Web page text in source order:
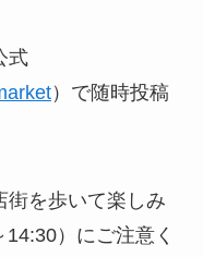
式
）で随時投稿
街を歩いて楽しみ
）にご注意く